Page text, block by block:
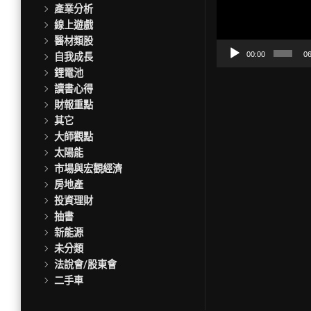
產業分析
線上遊戲
醫材類股
自我成長
鋰電池
讀書心得
財報重點
其它
大師觀點
太陽能
市場與宏觀經濟
房地產
投資理財
抽書
新能源
未分類
法說會/股東會
二手車
放
00:00